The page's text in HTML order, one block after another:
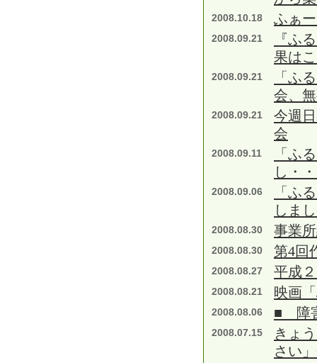
2008.10.18 ふぁ
2008.09.21
『ふ
果は
2008.09.21
「ふ
会、
2008.09.21
今週
会
2008.09.11
「ふ
し・
2008.09.06
「ふ
しま
2008.08.30 事業
2008.08.30 第4回
2008.08.27 平成
2008.08.21 映画
2008.08.06 ■ 障
2008.07.15
きょ
さい